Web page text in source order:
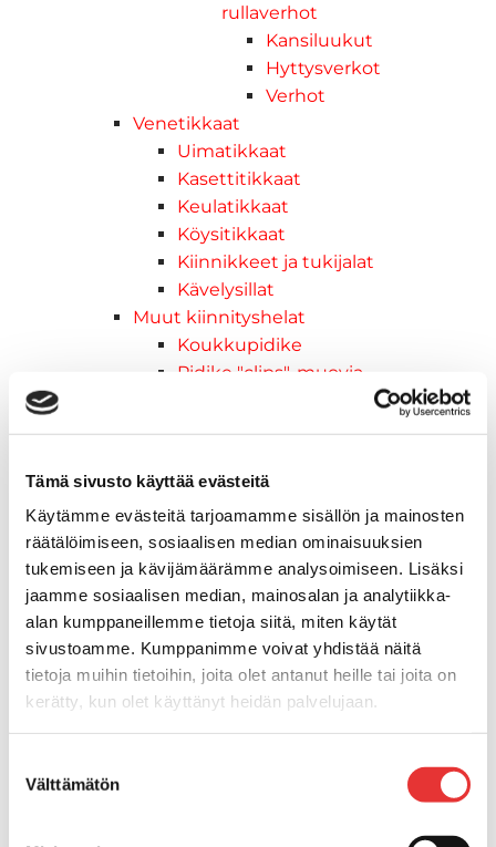
Tämä sivusto käyttää evästeitä
Käytämme evästeitä tarjoamamme sisällön ja mainosten
räätälöimiseen, sosiaalisen median ominaisuuksien
tukemiseen ja kävijämäärämme analysoimiseen. Lisäksi
jaamme sosiaalisen median, mainosalan ja analytiikka-
alan kumppaneillemme tietoja siitä, miten käytät
sivustoamme. Kumppanimme voivat yhdistää näitä
tietoja muihin tietoihin, joita olet antanut heille tai joita on
kerätty, kun olet käyttänyt heidän palvelujaan.
valinta
Välttämätön
rullaverhot
Kansiluukut
Hyttysverkot
Verhot
Venetikkaat
Uimatikkaat
Kasettitikkaat
Keulatikkaat
Köysitikkaat
Kiinnikkeet ja tukijalat
Kävelysillat
Muut kiinnityshelat
Koukkupidike
Pidike "clips", muovia
Törmäyslista
Kansikate
Reuna- ja ikkunalistat
Alumiinilistat
Kävelysillat ja Taavetit
Kiinnitysvarret
SUP-laudan telineet
Kuljetusrampit
Askelmat
Kuljetusramppien tarvikkeet